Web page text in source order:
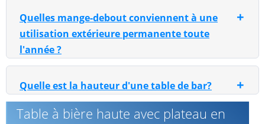
Quelles mange-debout conviennent à une
utilisation extérieure permanente toute
l'année ?
+
Quelle est la hauteur d'une table de bar? +
Table à bière haute avec plateau en